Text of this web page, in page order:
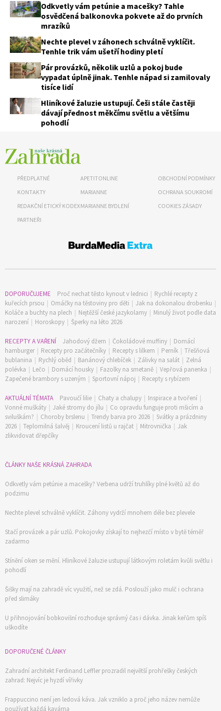
Odkvetly vám petúnie a macešky? Tahle
osvědčená balkonovka pokvete až do prvních
mrazíků
Nechte plevel v záhonech schválně vyklíčit.
Tenhle trik vám ušetří hodiny pletí
Pár provázků, několik uzlů a pokoj bude
vypadat úplně jinak. Tenhle nápad si zamilovaly
tisíce lidí
Hliníkové žaluzie ustupují. Češi stále častěji
dávají přednost měkčímu světlu a většímu
pohodlí
PŘEDPLATNÉ
KONTAKTY
REDAKČNÍ ETICKÝ KODEX
PARTNEŘI
APETITONLINE
MARIANNE
MARIANNE BYDLENÍ
OBCHODNÍ PODMÍNKY
OCHRANA SOUKROMÍ
COOKIES ZÁSADY
DOPORUČUJEME Proč nechat těsto kynout v lednici | Rychlé recepty z
kuřecích prsou | Omáčky na těstoviny pro děti | Jak na dokonalou drobenku |
Koláče a buchty na plech | Nejtěžší české jazykolamy | Minulý život podle data
narození | Horoskopy | Šperky na léto 2026
RECEPTY A VAŘENÍ Jahodový džem | Čokoládové muffiny | Domácí
hamburger | Recepty pro začátečníky | Recepty s lilkem | Perník | Třešňová
bublanina | Rychlý oběd | Banánový chlebíček | Zálivky na salát | Zelná
polévka | Lečo | Domácí housky | Fazolky na smetaně | Vepřová panenka |
Zapečené brambory s uzeným | Sportovní nápoj | Recepty s rybízem
AKTUÁLNÍ TÉMATA Pavoučí lilie | Chaty a chalupy | Inspirace a tvoření |
Vonné muškáty | Jaké stromy do jílu | Co opravdu funguje proti mšicím a
sviluškám? | Choroby brslenu | Trendy barva pro 2026 | Svátky a prázdniny
2026 | Teplomilná šalvěj | Kroucení listů u rajčat | Mitrovnička | Jak
zlikvidovat dřepčíky
ČLÁNKY NAŠE KRÁSNÁ ZAHRADA
Odkvetly vám petúnie a macešky? Verbena udrží truhlíky plné květů až do
podzimu
Nechte plevel schválně vyklíčit. Záhony vydrží mnohem déle bez plevele
Stačí provázek a pár uzlů. Pokojovky získají to nejhezčí místo v bytě téměř
zadarmo
Stínění oken se mění. Hliníkové žaluzie ustupují látkovým roletám kvůli světlu i
pohodlí
Šišky mají na zahradě víc využití, než se zdá. Poslouží jako mulč i ochrana
před slimáky
U přihnojování bobkovišní rozhoduje správný čas i dávka. Jinak keřům spíš
uškodíte
DOPORUČENÉ ČLÁNKY
Zahradní architekt Ferdinand Leffler prozradil největší prohřešky českých
zahrad: Nejvíc je hyzdí vířivky
Frappuccino není jen ledová káva. Jak vzniklo a proč jeho název nemůže
používat každá kavárna